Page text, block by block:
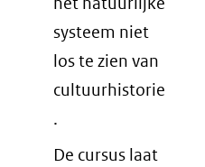
systeem niet
los te zien van
cultuurhistorie
.
De cursus laat